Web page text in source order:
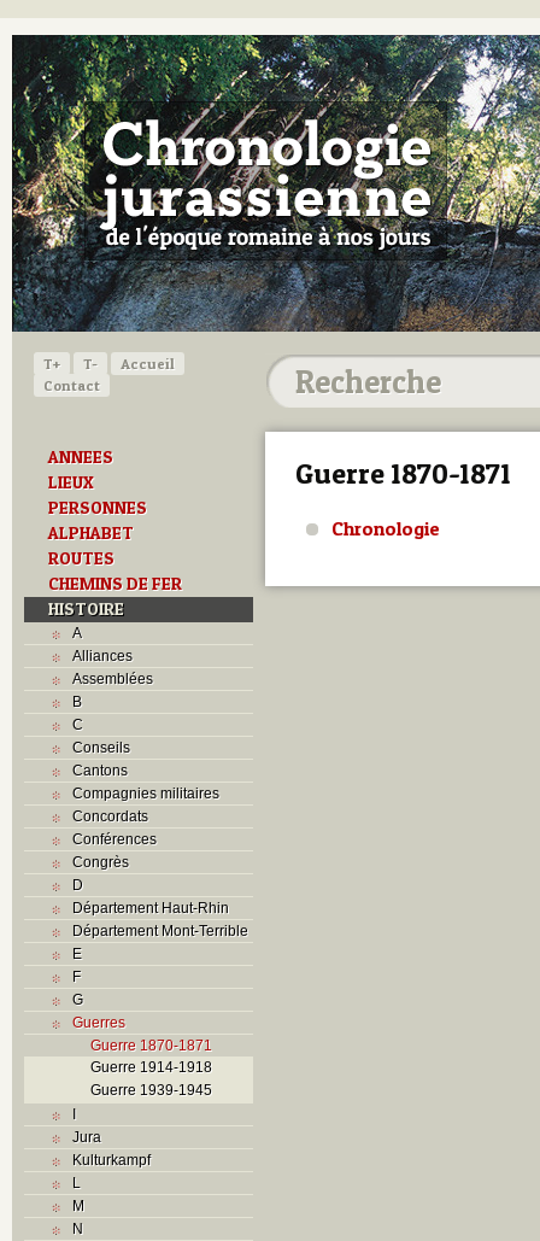
T+ T-
Accueil
Contact
ANNEES
LIEUX
PERSONNES
ALPHABET
ROUTES
CHEMINS DE FER
HISTOIRE
A
Alliances
Assemblées
B
C
Conseils
Cantons
Compagnies militaires
Concordats
Conférences
Congrès
D
Département Haut-Rhin
Département Mont-Terrible
E
F
G
Guerres
Guerre 1870-1871
Guerre 1914-1918
Guerre 1939-1945
I
Jura
Kulturkampf
L
M
N
Guerre 1870-1871
Chronologie